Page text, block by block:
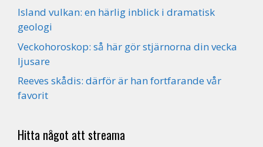
Island vulkan: en härlig inblick i dramatisk
geologi
Veckohoroskop: så här gör stjärnorna din vecka
ljusare
Reeves skådis: därför är han fortfarande vår
favorit
Hitta något att streama